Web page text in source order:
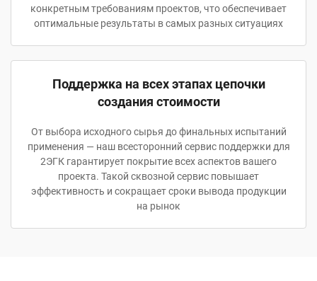
конкретным требованиям проектов, что обеспечивает
оптимальные результаты в самых разных ситуациях
Поддержка на всех этапах цепочки
создания стоимости
От выбора исходного сырья до финальных испытаний
применения — наш всесторонний сервис поддержки для
2ЭГК гарантирует покрытие всех аспектов вашего
проекта. Такой сквозной сервис повышает
эффективность и сокращает сроки вывода продукции
на рынок